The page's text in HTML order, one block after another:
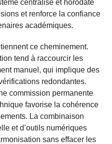
centralisé et horodaté
et renforce la confiance
académiques.
ce cheminement.
tend à raccourcir les
manuel, qui implique des
redondantes.
commission permanente
favorise la cohérence
La combinaison
et d’outils numériques
sans effacer les